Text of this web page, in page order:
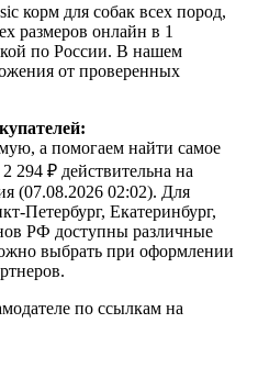
корм для собак всех пород,
размеров онлайн в 1
по России. В нашем
от проверенных
а помогаем найти самое
294 ₽ действительна на
(07.08.2026 02:02). Для
Петербург, Екатеринбург,
РФ доступны различные
выбрать при оформлении
по ссылкам на